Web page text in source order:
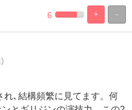
-
+
%
100%
6
れ､結構頻繁に見てます。何